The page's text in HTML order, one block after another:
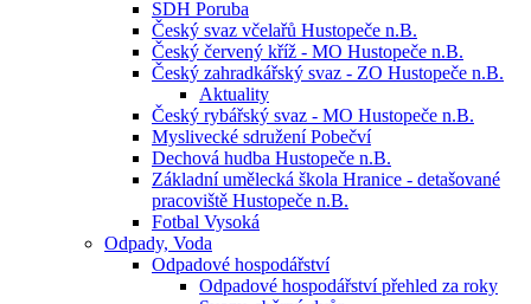
SDH Poruba
Český svaz včelařů Hustopeče n.B.
Český červený kříž - MO Hustopeče n.B.
Český zahradkářský svaz - ZO Hustopeče n.B.
Aktuality
Český rybářský svaz - MO Hustopeče n.B.
Myslivecké sdružení Pobečví
Dechová hudba Hustopeče n.B.
Základní umělecká škola Hranice - detašované
pracoviště Hustopeče n.B.
Fotbal Vysoká
Odpady, Voda
Odpadové hospodářství
Odpadové hospodářství přehled za roky